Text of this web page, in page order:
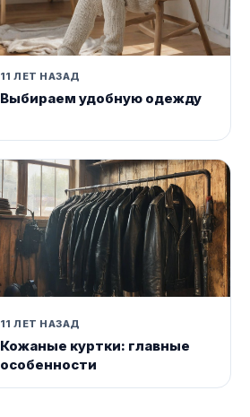
11 ЛЕТ НАЗАД
Выбираем удобную одежду
11 ЛЕТ НАЗАД
Кожаные куртки: главные
особенности